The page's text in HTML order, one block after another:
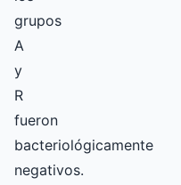
grupos
A
y
R
fueron
bacteriológicamente
negativos.